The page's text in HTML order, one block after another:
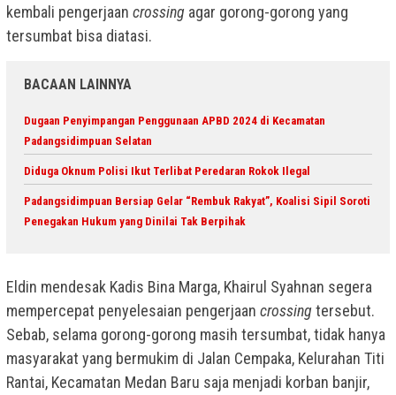
kembali pengerjaan crossing agar gorong-gorong yang
tersumbat bisa diatasi.
BACAAN LAINNYA
Dugaan Penyimpangan Penggunaan APBD 2024 di Kecamatan
Padangsidimpuan Selatan
Diduga Oknum Polisi Ikut Terlibat Peredaran Rokok Ilegal
Padangsidimpuan Bersiap Gelar “Rembuk Rakyat”, Koalisi Sipil Soroti
Penegakan Hukum yang Dinilai Tak Berpihak
Eldin mendesak Kadis Bina Marga, Khairul Syahnan segera
mempercepat penyelesaian pengerjaan crossingtersebut.
Sebab, selama gorong-gorong masih tersumbat, tidak hanya
masyarakat yang bermukim di Jalan Cempaka, Kelurahan Titi
Rantai, Kecamatan Medan Baru saja menjadi korban banjir,